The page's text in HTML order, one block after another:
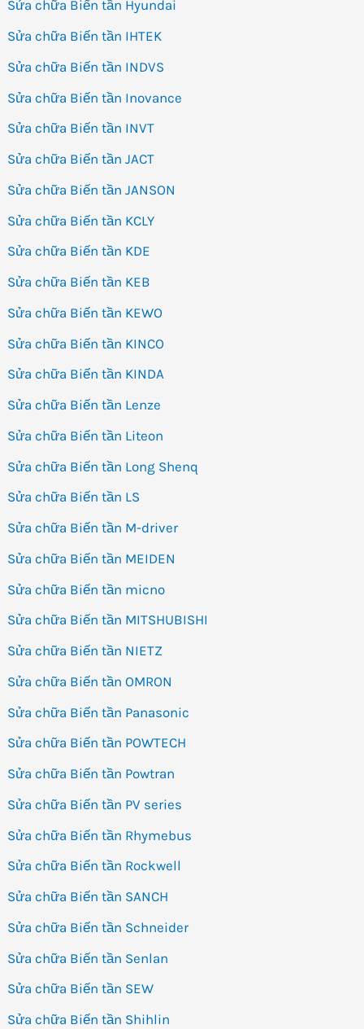
Sửa chữa Biến tần Hyundai
Sửa chữa Biến tần IHTEK
Sửa chữa Biến tần INDVS
Sửa chữa Biến tần Inovance
Sửa chữa Biến tần INVT
Sửa chữa Biến tần JACT
Sửa chữa Biến tần JANSON
Sửa chữa Biến tần KCLY
Sửa chữa Biến tần KDE
Sửa chữa Biến tần KEB
Sửa chữa Biến tần KEWO
Sửa chữa Biến tần KINCO
Sửa chữa Biến tần KINDA
Sửa chữa Biến tần Lenze
Sửa chữa Biến tần Liteon
Sửa chữa Biến tần Long Shenq
Sửa chữa Biến tần LS
Sửa chữa Biến tần M-driver
Sửa chữa Biến tần MEIDEN
Sửa chữa Biến tần micno
Sửa chữa Biến tần MITSHUBISHI
Sửa chữa Biến tần NIETZ
Sửa chữa Biến tần OMRON
Sửa chữa Biến tần Panasonic
Sửa chữa Biến tần POWTECH
Sửa chữa Biến tần Powtran
Sửa chữa Biến tần PV series
Sửa chữa Biến tần Rhymebus
Sửa chữa Biến tần Rockwell
Sửa chữa Biến tần SANCH
Sửa chữa Biến tần Schneider
Sửa chữa Biến tần Senlan
Sửa chữa Biến tần SEW
Sửa chữa Biến tần Shihlin